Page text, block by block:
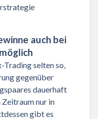
auch bei
Trading selten so,
gegenüber
dauerhaft
Zeitraum nur in
gibt es